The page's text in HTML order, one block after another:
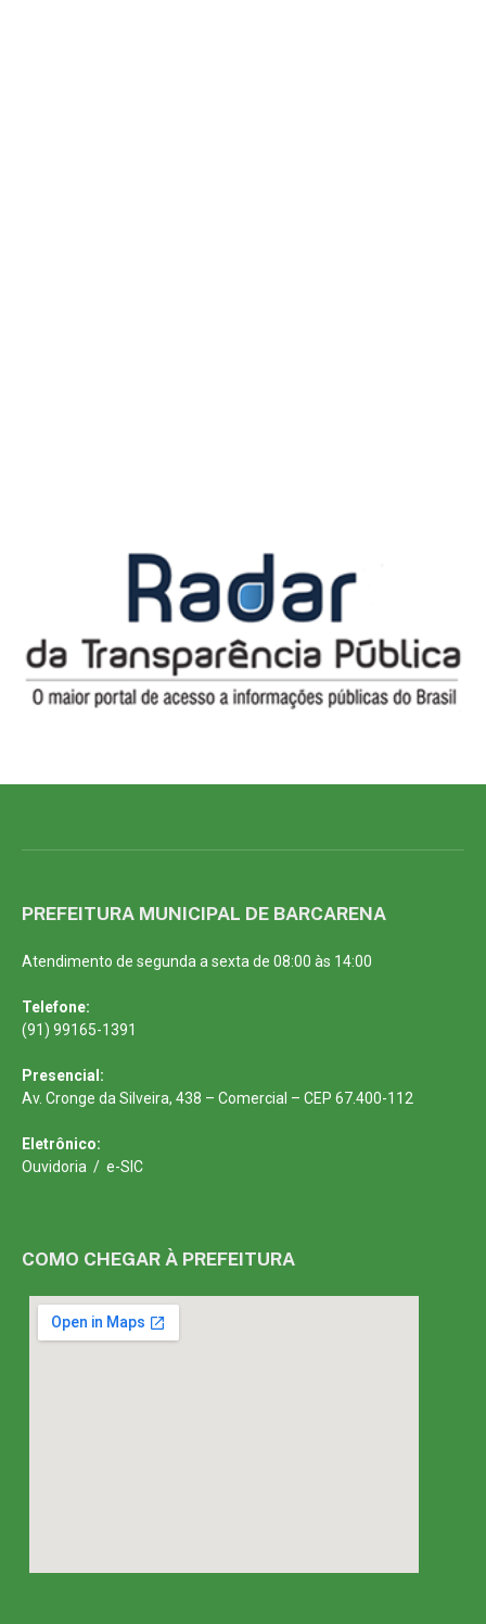
PREFEITURA MUNICIPAL DE BARCARENA
Atendimento de segunda a sexta de 08:00 às 14:00
Telefone:
(91) 99165-1391
Presencial:
Av. Cronge da Silveira, 438 – Comercial – CEP 67.400-112
Eletrônico:
Ouvidoria / e-SIC
COMO CHEGAR À PREFEITURA